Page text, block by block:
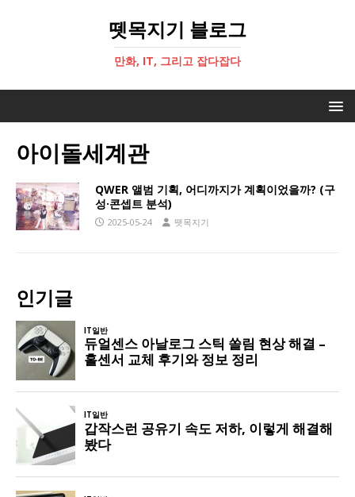
뗏목지기 블로그
만화, IT, 그리고 잡다잡다
아이돌세계관
QWER 앨범 기획, 어디까지가 계획이었을까? (구
성·콘셉트 분석)
2025-05-24 뗏목지기
인기글